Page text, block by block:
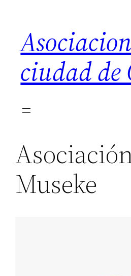
contenido
ciudad de
Museke